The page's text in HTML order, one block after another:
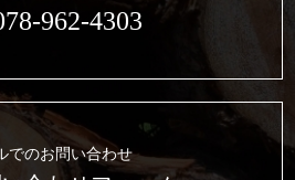
962-4303
でのお問い合わせ